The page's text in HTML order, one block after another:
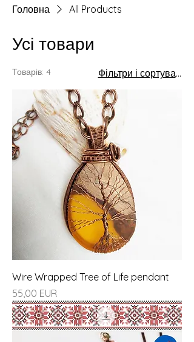
Головна All Products
Усі товари
Товарів: 4 Фільтри і сортування
Wire Wrapped Tree of Life pendant
Ціна
55,00 EUR